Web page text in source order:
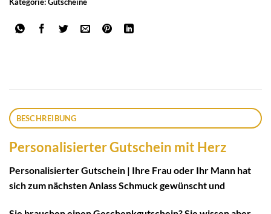
BESCHREIBUNG
Personalisierter Gutschein mit Herz
Personalisierter Gutschein | Ihre Frau oder Ihr Mann hat
sich zum nächsten Anlass Schmuck gewünscht und